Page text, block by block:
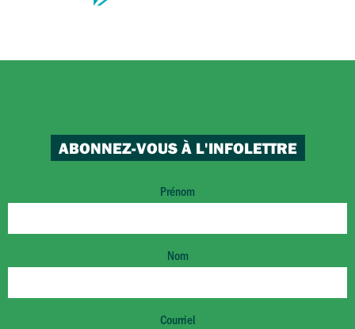
ABONNEZ-VOUS À L'INFOLETTRE
Prénom
Nom
Courriel